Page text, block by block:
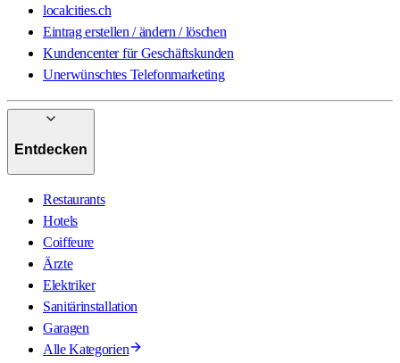
localcities.ch
Eintrag erstellen / ändern / löschen
Kundencenter für Geschäftskunden
Unerwünschtes Telefonmarketing
Entdecken
Restaurants
Hotels
Coiffeure
Ärzte
Elektriker
Sanitärinstallation
Garagen
Alle Kategorien